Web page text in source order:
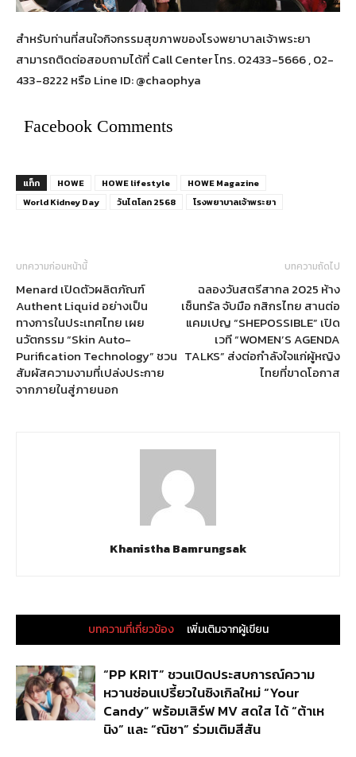
สำหรับท่านที่สนใจกิจกรรมสุขภาพของโรงพยาบาลเจ้าพระยา
สามารถติดต่อสอบถามได้ที่ Call Center โทร. 02433-5666 , 02-
433-8222 หรือ Line ID: @chaophya
Facebook Comments
แท็ก HOWE HOWE lifestyle
HOWE Magazine
World Kidney Day
วันไตโลก 2568 โรงพยาบาลเจ้าพระยา
บทความก่อนหน้านี้
Menard เปิดตัวผลิตภัณฑ์
Authent Liquid อย่างเป็น
ทางการในประเทศไทย เผย
นวัตกรรม “Skin Auto-
Purification Technology” ชวน
สัมผัสความงามที่เปล่งประกาย
จากภายในสู่ภายนอก
บทความถัดไป
ฉลองวันสตรีสากล 2025 ห้าง
เซ็นทรัล จับมือ กสิกรไทย สานต่อ
แคมเปญ “SHEPOSSIBLE” เปิด
เวที “WOMEN’S AGENDA
TALKS” ส่งต่อกำลังใจแก่ผู้หญิง
ไทยที่ขาดโอกาส
Khanistha Bamrungsak
บทความที่เกี่ยวข้อง เพิ่มเติมจากผู้เขียน
“PP KRIT” ชวนเปิดประสบการณ์ความ
หวานซ่อนเปรี้ยวในซิงเกิลใหม่ “Your
Candy” พร้อมเสิร์ฟ MV สดใส ได้ “ต้าเห
นิง” และ “ณิชา” ร่วมเติมสีสัน